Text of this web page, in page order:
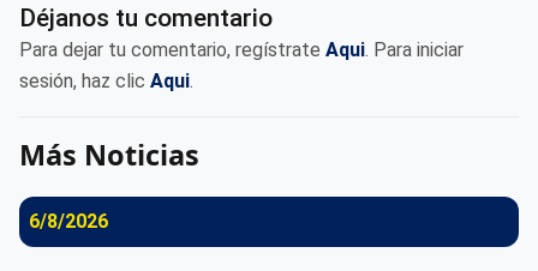
Déjanos tu comentario
Para dejar tu comentario, regístrate Aqui. Para iniciar
sesión, haz clic Aqui.
Más Noticias
6/8/2026